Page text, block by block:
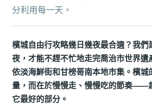
分利用每一天。
檳城自由行攻略幾日幾夜最合適？我們
夜，才能不趕不忙地走完喬治市世界遺
依淡海鮮街和甘榜哥南本地市集。檳城
量，而在於慢慢走、慢慢吃的節奏——
它最好的部分。